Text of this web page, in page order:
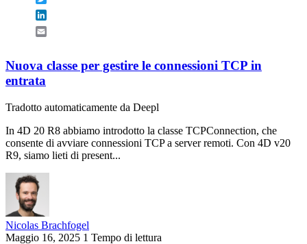
Nuova classe per gestire le connessioni TCP in
entrata
Tradotto automaticamente da Deepl
In 4D 20 R8 abbiamo introdotto la classe TCPConnection, che
consente di avviare connessioni TCP a server remoti. Con 4D v20
R9, siamo lieti di present...
Nicolas Brachfogel
Maggio 16, 2025 1 Tempo di lettura